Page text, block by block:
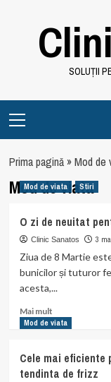
SOLUȚII
Menu
Prima pagină»Mod de
Mod de viata
Mod de viata Stiri
O zi de neuitat
Clinic Sanatos 3
Ziua de 8 Martie
bunicilor și tuturor
acesta,...
Mai multRead
more
zi
de
Mod de viata
Cele mai eficiente
tendinta de frizz